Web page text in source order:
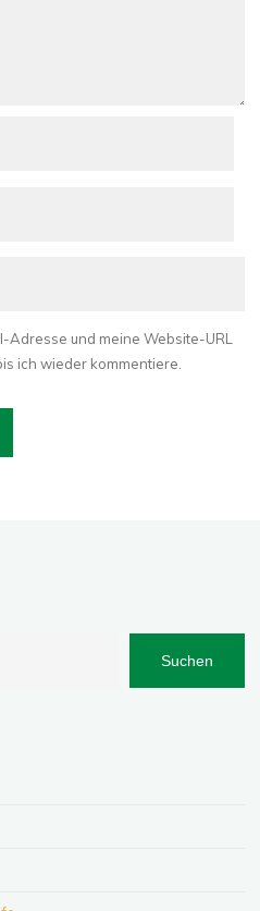
Adresse und meine Website-URL
ich wieder kommentiere.
Suchen